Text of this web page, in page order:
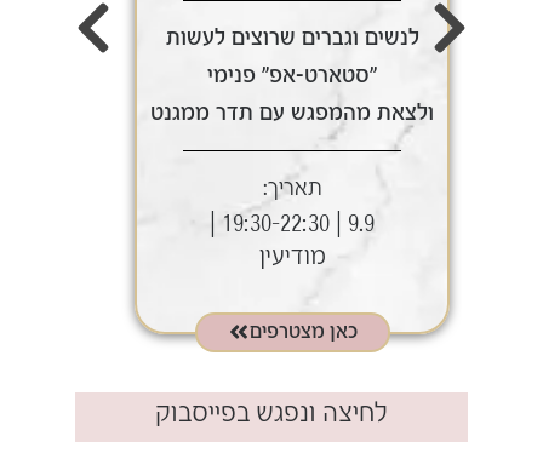
לנשים וגברים שרוצים לעשות
"סטארט-אפ" פנימי
ולצאת מהמפגש עם תדר ממגנט
תאריך:
מודיעין
כאן מצטרפים
לחיצה ונפגש בפייסבוק​